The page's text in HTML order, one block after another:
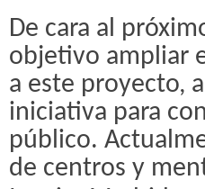
De cara al
objetivo ampliar
a este proyecto,
iniciativa para
público.
de centros y